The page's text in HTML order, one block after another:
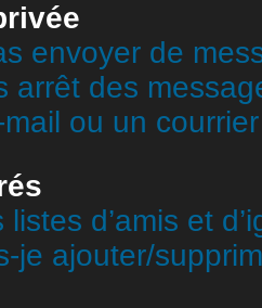
envoyer de
arrêt des
mail ou un
d’amis et
je ajouter/